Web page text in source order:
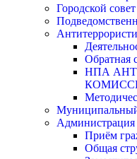
Городской
Обратная
НПА
Администрация
Приём
Общая